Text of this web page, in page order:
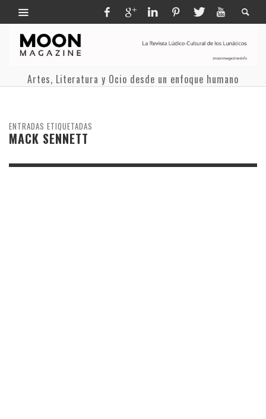
Artes, Literatura y Ocio desde un enfoque humano
ENTRADAS ETIQUETADAS
MACK SENNETT